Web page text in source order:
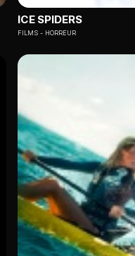
ICE SPIDERS
FILMS HORREUR